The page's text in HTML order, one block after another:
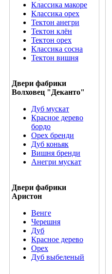
Классика макоре
Классика орех
Тектон анегри
Тектон клён
Тектон орех
Классика сосна
Тектон вишня
Двери фабрики
Волховец "Деканто"
Дуб мускат
Красное дерево
бордо
Орех бренди
Дуб коньяк
Вишня бренди
Анегри мускат
Двери фабрики
Аристон
Венге
Черешня
Дуб
Красное дерево
Орех
Дуб выбеленый